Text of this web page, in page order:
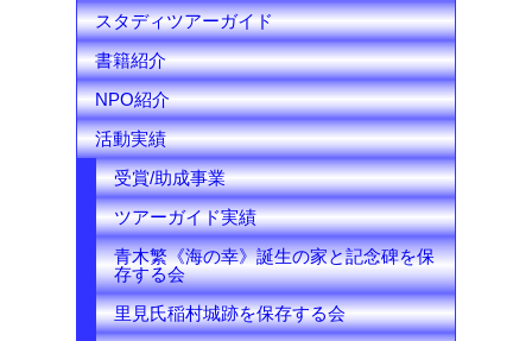
e
l
スタディツアーガイド
書籍紹介
NPO紹介
活動実績
受賞/助成事業
ツアーガイド実績
青木繁《海の幸》誕生の家と記念碑を保
存する会
里見氏稲村城跡を保存する会